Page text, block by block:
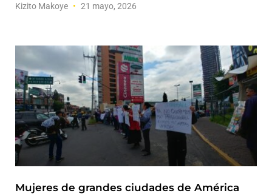
Kizito Makoye 21 mayo, 2026
Mujeres de grandes ciudades de América